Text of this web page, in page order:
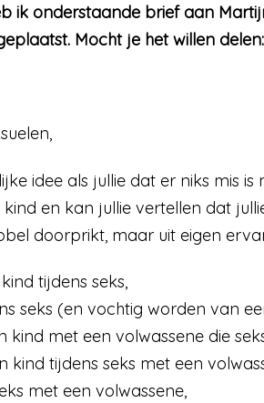
ik onderstaande brief aan
Mocht je het willen delen:
idee als jullie dat er niks mis
kind en kan jullie vertellen dat
doorprikt, maar uit eigen
tijdens seks,
seks (en vochtig worden van
met een volwassene die
kind tijdens seks met een
met een volwassene,